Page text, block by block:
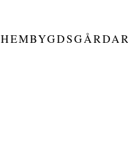
HEMBYGDSGÅRDAR